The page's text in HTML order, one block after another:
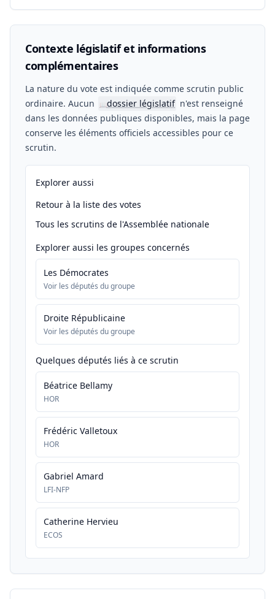
Contexte législatif et informations
complémentaires
La nature du vote est indiquée comme scrutin public
ordinaire. Aucun
📖dossier législatif n'est renseigné
dans les données publiques disponibles, mais la page
conserve les éléments officiels accessibles pour ce
scrutin.
Explorer aussi
Retour à la liste des votes
Tous les scrutins de l'Assemblée nationale
Explorer aussi les groupes concernés
Les Démocrates
Voir les députés du groupe
Droite Républicaine
Voir les députés du groupe
Quelques députés liés à ce scrutin
Béatrice Bellamy
HOR
Frédéric Valletoux
HOR
Gabriel Amard
LFI-NFP
Catherine Hervieu
ECOS